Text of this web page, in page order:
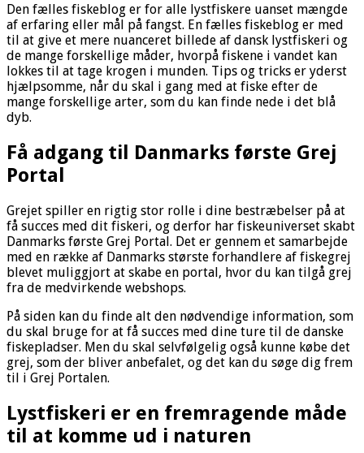
Den fælles fiskeblog er for alle lystfiskere uanset mængde
af erfaring eller mål på fangst. En fælles fiskeblog er med
til at give et mere nuanceret billede af dansk lystfiskeri og
de mange forskellige måder, hvorpå fiskene i vandet kan
lokkes til at tage krogen i munden. Tips og tricks er yderst
hjælpsomme, når du skal i gang med at fiske efter de
mange forskellige arter, som du kan finde nede i det blå
dyb.
Få adgang til Danmarks første Grej
Portal
Grejet spiller en rigtig stor rolle i dine bestræbelser på at
få succes med dit fiskeri, og derfor har fiskeuniverset skabt
Danmarks første Grej Portal. Det er gennem et samarbejde
med en række af Danmarks største forhandlere af fiskegrej
blevet muliggjort at skabe en portal, hvor du kan tilgå grej
fra de medvirkende webshops.
På siden kan du finde alt den nødvendige information, som
du skal bruge for at få succes med dine ture til de danske
fiskepladser. Men du skal selvfølgelig også kunne købe det
grej, som der bliver anbefalet, og det kan du søge dig frem
til i Grej Portalen.
Lystfiskeri er en fremragende måde
til at komme ud i naturen